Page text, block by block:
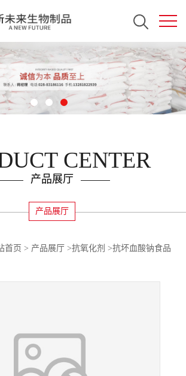
CENTER
产品展厅
产品展厅
首页 > 产品展厅 >抗氧化剂 >抗坏血酸钠食品